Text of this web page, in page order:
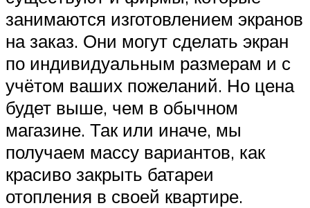
занимаются изготовлением экранов
на заказ. Они могут сделать экран
по индивидуальным размерам и с
учётом ваших пожеланий. Но цена
будет выше, чем в обычном
магазине. Так или иначе, мы
получаем массу вариантов, как
красиво закрыть батареи
отопления в своей квартире.